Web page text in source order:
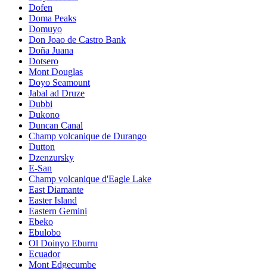
Dofen
Doma Peaks
Domuyo
Don Joao de Castro Bank
Doña Juana
Dotsero
Mont Douglas
Doyo Seamount
Jabal ad Druze
Dubbi
Dukono
Duncan Canal
Champ volcanique de Durango
Dutton
Dzenzursky
E-San
Champ volcanique d'Eagle Lake
East Diamante
Easter Island
Eastern Gemini
Ebeko
Ebulobo
Ol Doinyo Eburru
Ecuador
Mont Edgecumbe